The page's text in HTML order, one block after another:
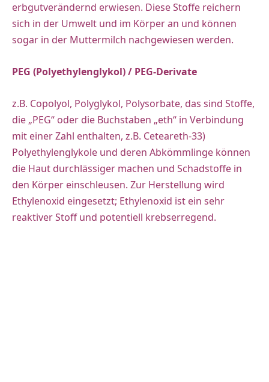
erbgutverändernd erwiesen. Diese Stoffe reichern
sich in der Umwelt und im Körper an und können
sogar in der Muttermilch nachgewiesen werden.
PEG (Polyethylenglykol) / PEG-Derivate
z.B. Copolyol, Polyglykol, Polysorbate, das sind Stoffe,
die „PEG“ oder die Buchstaben „eth“ in Verbindung
mit einer Zahl enthalten, z.B. Ceteareth-33)
Polyethylenglykole und deren Abkömmlinge können
die Haut durchlässiger machen und Schadstoffe in
den Körper einschleusen. Zur Herstellung wird
Ethylenoxid eingesetzt; Ethylenoxid ist ein sehr
reaktiver Stoff und potentiell krebserregend.